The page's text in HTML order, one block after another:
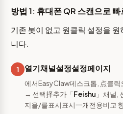
방법 1: 휴대폰 QR 스캔으로 빠
기존 봇이 없고 원클릭 설정을
니다.
1 열기채널설정설정페이지
에서EasyClaw데스크톱, 点클릭
→ 선택择추가「Feishu 」채널,
지을/를표시표시一개전용비교